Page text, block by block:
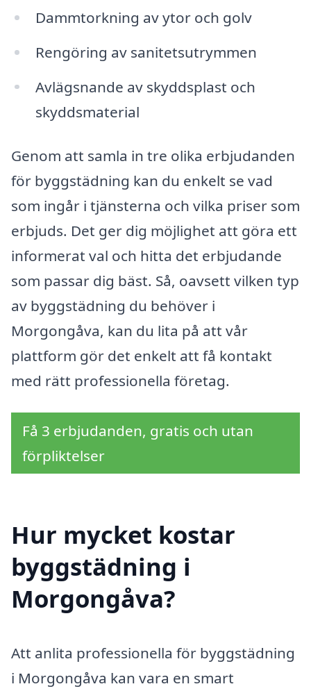
Dammtorkning av ytor och golv
Rengöring av sanitetsutrymmen
Avlägsnande av skyddsplast och
skyddsmaterial
Genom att samla in tre olika erbjudanden
för byggstädning kan du enkelt se vad
som ingår i tjänsterna och vilka priser som
erbjuds. Det ger dig möjlighet att göra ett
informerat val och hitta det erbjudande
som passar dig bäst. Så, oavsett vilken typ
av byggstädning du behöver i
Morgongåva, kan du lita på att vår
plattform gör det enkelt att få kontakt
med rätt professionella företag.
Få 3 erbjudanden, gratis och utan
förpliktelser
Hur mycket kostar
byggstädning i
Morgongåva?
Att anlita professionella för byggstädning
i Morgongåva kan vara en smart